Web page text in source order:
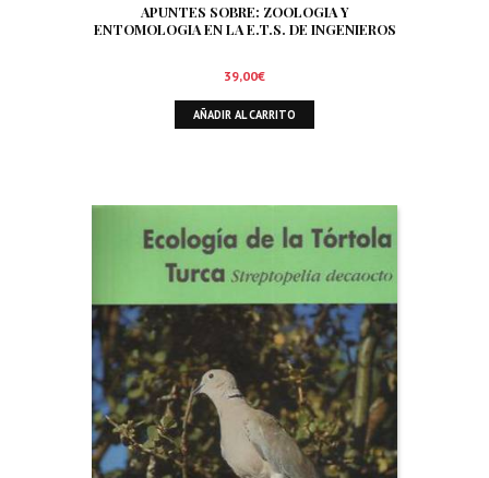
APUNTES SOBRE: ZOOLOGIA Y
ENTOMOLOGIA EN LA E.T.S. DE INGENIEROS
FORESTAL. ORNITOFAUNA CINEGETICA
39,00€
AÑADIR AL CARRITO